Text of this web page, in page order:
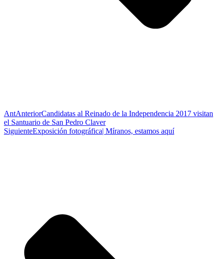
AntAnteriorCandidatas al Reinado de la Independencia 2017 visitan
el Santuario de San Pedro Claver
SiguienteExposición fotográfica| Míranos, estamos aquí